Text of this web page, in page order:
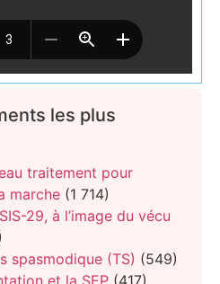
les plus
traitement pour
marche (1 714)
29, à l’image du vécu
spasmodique (TS) (549)
et la SEP (417)